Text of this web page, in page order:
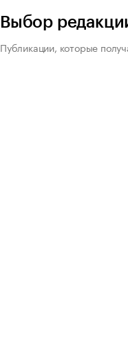
Выбор
Публикации, которые